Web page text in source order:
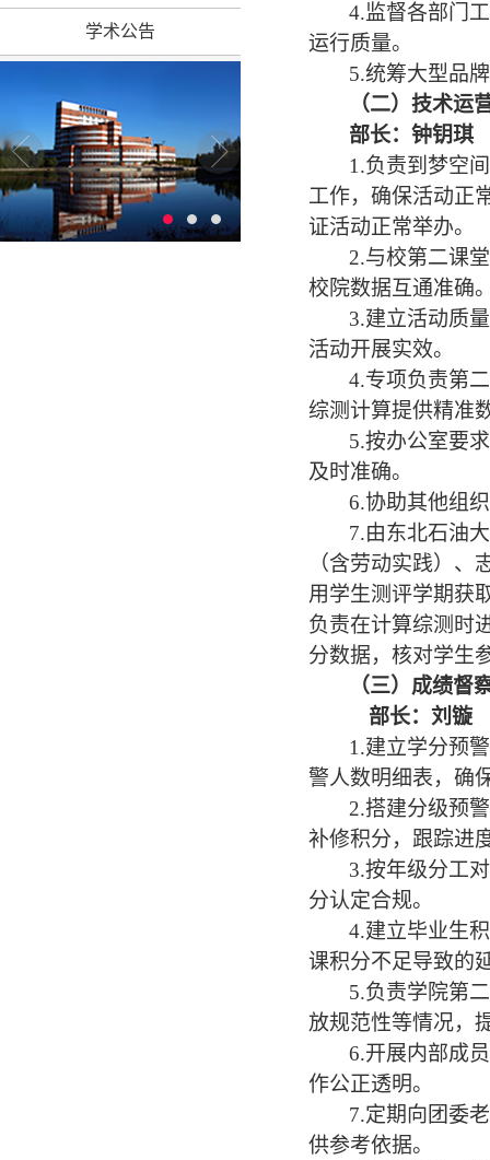
学术公告
4.监督各部门
运行质量。
5.统筹大型品
（二） 技术运
部长： 钟钥琪
1 .负责到梦空
工作，确保活动正
证活动正常举办。
2.与校第二课
校院数据互通准确
3.建立活动质
活动开展实效。
4.专项负责第
综测计算提供精准
5.按办公室要
及时准确。
6.协助其他组
7.由东北石油
（含劳动实践）
用学生测评学期获
负责在计算综测时
分数据，核对学生
（三） 成绩督
部长： 刘镟
1.建立学分预
警人数明细表，确
2.搭建分级预
补修积分，跟踪进
3.按年级分工
分认定合规。
4.建立毕业生
课积分不足导致的
5.负责学院第
放规范性等情况，
6.开展内部成
作公正透明。
7.定期向团委
供参考依据。